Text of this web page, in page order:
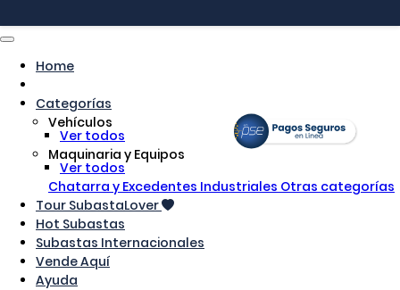
Home
Categorías
Vehículos
Ver todos
Maquinaria y Equipos
Ver todos
Chatarra y Excedentes Industriales Otras categorías
Tour SubastaLover
Hot Subastas
Subastas Internacionales
Vende Aquí
Ayuda